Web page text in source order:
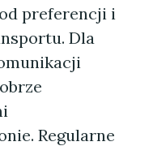
preferencji i
Dla
Regularne